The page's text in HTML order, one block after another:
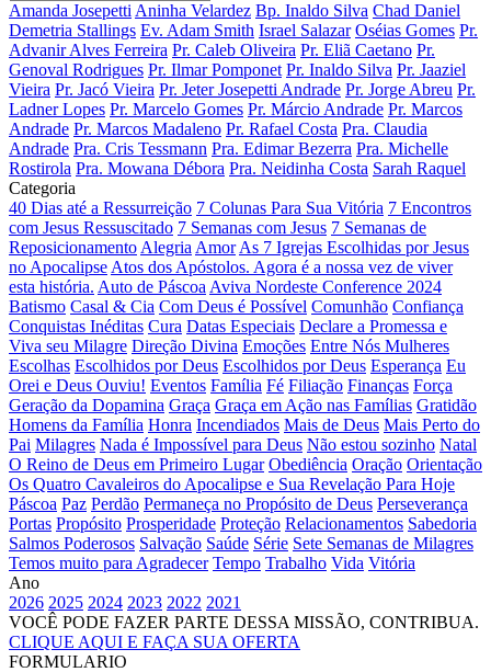
Amanda Josepetti Aninha Velardez Bp. Inaldo Silva Chad Daniel
Demetria Stallings Ev. Adam Smith Israel Salazar Oséias Gomes Pr.
Advanir Alves Ferreira Pr. Caleb Oliveira Pr. Eliã Caetano Pr.
Genoval Rodrigues Pr. Ilmar Pomponet Pr. Inaldo Silva Pr. Jaaziel
Vieira Pr. Jacó Vieira Pr. Jeter Josepetti Andrade Pr. Jorge Abreu Pr.
Ladner Lopes Pr. Marcelo Gomes Pr. Márcio Andrade Pr. Marcos
Andrade Pr. Marcos Madaleno Pr. Rafael Costa Pra. Claudia
Andrade Pra. Cris Tessmann Pra. Edimar Bezerra Pra. Michelle
Rostirola Pra. Mowana Débora Pra. Neidinha Costa Sarah Raquel
Categoria
40 Dias até a Ressurreição 7 Colunas Para Sua Vitória 7 Encontros
com Jesus Ressuscitado 7 Semanas com Jesus 7 Semanas de
Reposicionamento Alegria Amor As 7 Igrejas Escolhidas por Jesus
no Apocalipse Atos dos Apóstolos. Agora é a nossa vez de viver
esta história. Auto de Páscoa Aviva Nordeste Conference 2024
Batismo Casal & Cia Com Deus é Possível Comunhão Confiança
Conquistas Inéditas Cura Datas Especiais Declare a Promessa e
Viva seu Milagre Direção Divina Emoções Entre Nós Mulheres
Escolhas Escolhidos por Deus Escolhidos por Deus Esperança Eu
Orei e Deus Ouviu! Eventos Família Fé Filiação Finanças Força
Geração da Dopamina Graça Graça em Ação nas Famílias Gratidão
Homens da Família Honra Incendiados Mais de Deus Mais Perto do
Pai Milagres Nada é Impossível para Deus Não estou sozinho Natal
O Reino de Deus em Primeiro Lugar Obediência Oração Orientação
Os Quatro Cavaleiros do Apocalipse e Sua Revelação Para Hoje
Páscoa Paz Perdão Permaneça no Propósito de Deus Perseverança
Portas Propósito Prosperidade Proteção Relacionamentos Sabedoria
Salmos Poderosos Salvação Saúde Série Sete Semanas de Milagres
Temos muito para Agradecer Tempo Trabalho Vida Vitória
Ano
2026 2025 2024 2023 2022 2021
VOCÊ PODE FAZER PARTE DESSA MISSÃO, CONTRIBUA.
CLIQUE AQUI E FAÇA SUA OFERTA
FORMULARIO